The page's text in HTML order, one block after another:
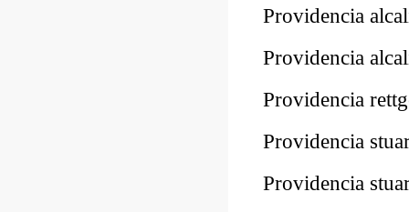
Providencia
Providencia
Providencia
Providencia
Providencia